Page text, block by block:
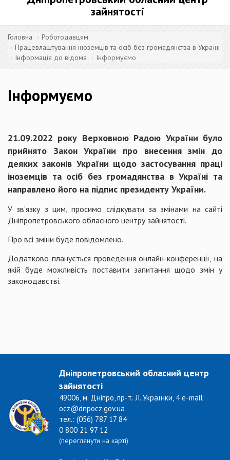
зайнятості
Головна
Роботодавцям
Працевлаштування іноземців та осіб без громадянства в Україні
Інформація до відома
Інформуємо
Інформуємо
21.09.2022 року Верховною Радою України було
прийнято Закон України про внесення змін до
деяких законів України щодо застосування праці
іноземців та осіб без громадянства в Україні та
направлено його на підпис президенту України.
У зв’язку з цим, просимо слідкувати за змінами на сайті
Дніпропетровського обласного центру зайнятості.
Про всі зміни буде повідомлено.
Додатково планується проведення онлайн-конференції, на
якій буде можливість поставити запитання щодо змін у
законодавстві.
Дніпропетровський обласний центр
зайнятості
49006, м. Дніпро, пр-т. Л. Українки, 4 e-mail:
ocz@dnpocz.gov.ua
тел.: (056) 787 17 84
0 800 21 97 12
(переглянути на карті)